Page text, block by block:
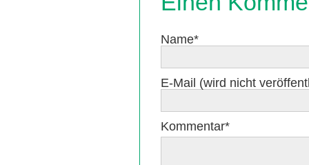
Pflichtfeld
Name*
Pflichtfeld
E-Mail (wird nicht
Pflichtfeld
Kommentar*